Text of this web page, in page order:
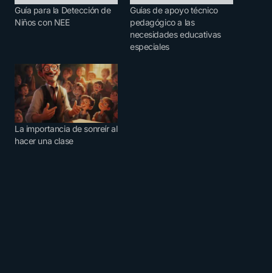
Guía para la Detección de
Niños con NEE
Guías de apoyo técnico
pedagógico a las
necesidades educativas
especiales
La importancia de sonreír al
hacer una clase